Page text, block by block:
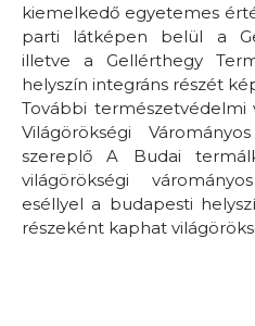
kiemelkedő egyetemes
parti látképen belül a
illetve a Gellérthegy
helyszín integráns részét
További természetvédelmi
Világörökségi
szereplő A Budai
világörökségi
eséllyel a budapesti
részeként kaphat